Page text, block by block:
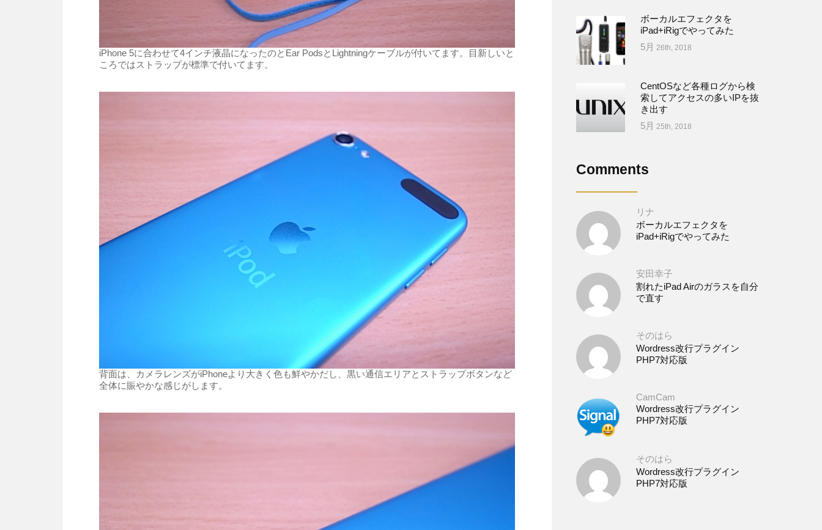
iPhone 5に合わせて4インチ液晶になったのとEar PodsとLightningケーブルが付いてます。目新しいと
ころではストラップが標準で付いてます。
背面は、カメラレンズがiPhoneより大きく色も鮮やかだし、黒い通信エリアとストラップボタンなど
全体に賑やかな感じがします。
ボーカルエフェクタを
iPad+iRigでやってみた
5月 26th, 2018
CentOSなど各種ログから検
索してアクセスの多いIPを抜
き出す
5月 25th, 2018
Comments
リナ
ボーカルエフェクタを
iPad+iRigでやってみた
安田幸子
割れたiPad Airのガラスを自分
で直す
そのはら
Wordress改行プラグイン
PHP7対応版
CamCam
Wordress改行プラグイン
PHP7対応版
そのはら
Wordress改行プラグイン
PHP7対応版